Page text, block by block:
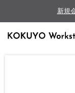
新規